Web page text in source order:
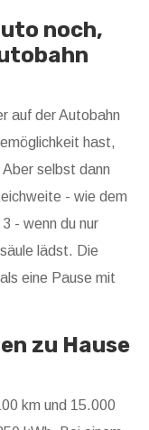
noch,
auf der Autobahn
hast,
Aber selbst dann
- wie dem
- wenn du nur
lädst. Die
eine Pause mit
zu Hause
km und 15.000